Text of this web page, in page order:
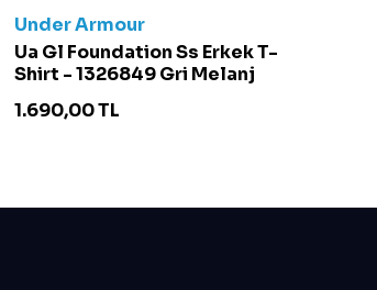
Under Armour
Ua Gl Foundation Ss Erkek T-
Shirt - 1326849 Gri Melanj
1.690,00TL